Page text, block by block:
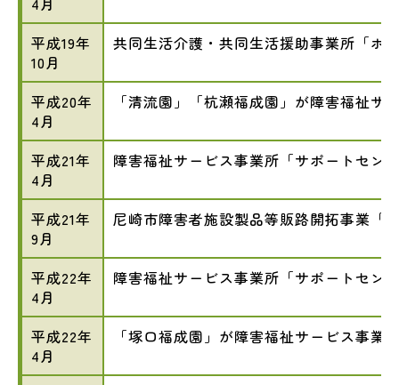
平成19年
10月
共同生活介護・共同生活援助事業所「ホ
平成20年
4月
「清流園」「杭瀬福成園」が障害福祉サ
平成21年
4月
障害福祉サービス事業所「サポートセン
平成21年
9月
尼崎市障害者施設製品等販路開拓事業「
平成22年
4月
障害福祉サービス事業所「サポートセン
平成22年
4月
「塚口福成園」が障害福祉サービス事業